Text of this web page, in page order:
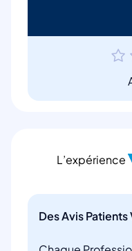
L’expérience
Des Avis